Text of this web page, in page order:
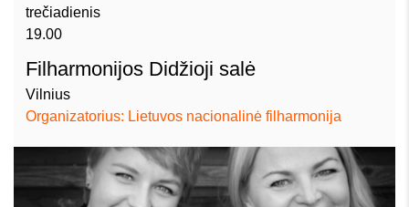
trečiadienis
19.00
Filharmonijos Didžioji salė
Vilnius
Organizatorius: Lietuvos nacionalinė filharmonija